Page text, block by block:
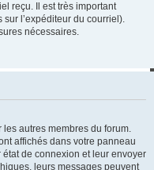
reçu. Il est très important
sur l’expéditeur du courriel).
nécessaires.
autres membres du forum.
affichés dans votre panneau
de connexion et leur envoyer
leurs messages peuvent